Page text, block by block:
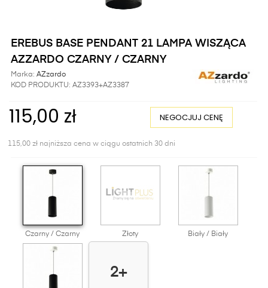
EREBUS BASE PENDANT 21 LAMPA WISZĄCA
AZZARDO CZARNY / CZARNY
Marka: AZzardo
KOD PRODUKTU: AZ3393+AZ3387
115,00 zł NEGOCJUJ CENĘ
115,00 zł najniższa cena w ciągu ostatnich 30 dni
Czarny / Czarny Złoty Biały / Biały
2+